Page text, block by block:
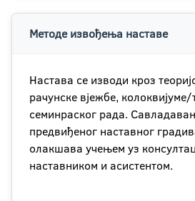
Методе извођења наставе
Настава се изводи кроз
рачунске вјежбе,
семинраског рада.
предвиђеног наставног
олакшава учењем уз
наставником и асистентом.